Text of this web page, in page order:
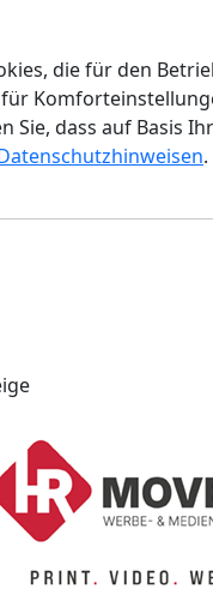
die für den
Sie, dass auf Basis
.